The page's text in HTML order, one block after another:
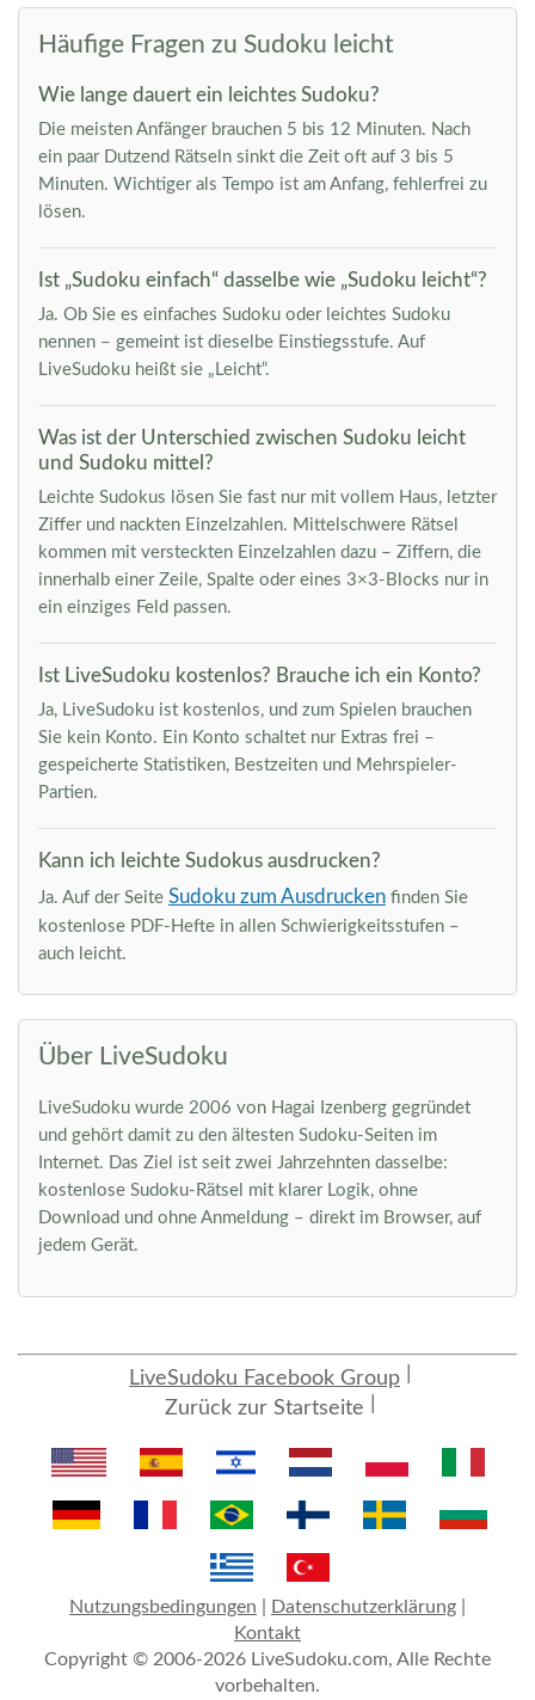
Häufige Fragen zu Sudoku leicht
Wie lange dauert ein leichtes Sudoku?
Die meisten Anfänger brauchen 5 bis 12 Minuten. Nach
ein paar Dutzend Rätseln sinkt die Zeit oft auf 3 bis 5
Minuten. Wichtiger als Tempo ist am Anfang, fehlerfrei zu
lösen.
Ist „Sudoku einfach“ dasselbe wie „Sudoku leicht“?
Ja. Ob Sie es einfaches Sudoku oder leichtes Sudoku
nennen – gemeint ist dieselbe Einstiegsstufe. Auf
LiveSudoku heißt sie „Leicht“.
Was ist der Unterschied zwischen Sudoku leicht
und Sudoku mittel?
Leichte Sudokus lösen Sie fast nur mit vollem Haus, letzter
Ziffer und nackten Einzelzahlen. Mittelschwere Rätsel
kommen mit versteckten Einzelzahlen dazu – Ziffern, die
innerhalb einer Zeile, Spalte oder eines 3×3-Blocks nur in
ein einziges Feld passen.
Ist LiveSudoku kostenlos? Brauche ich ein Konto?
Ja, LiveSudoku ist kostenlos, und zum Spielen brauchen
Sie kein Konto. Ein Konto schaltet nur Extras frei –
gespeicherte Statistiken, Bestzeiten und Mehrspieler-
Partien.
Kann ich leichte Sudokus ausdrucken?
Ja. Auf der Seite Sudoku zum Ausdrucken finden Sie
kostenlose PDF-Hefte in allen Schwierigkeitsstufen –
auch leicht.
Über LiveSudoku
LiveSudoku wurde 2006 von Hagai Izenberg gegründet
und gehört damit zu den ältesten Sudoku-Seiten im
Internet. Das Ziel ist seit zwei Jahrzehnten dasselbe:
kostenlose Sudoku-Rätsel mit klarer Logik, ohne
Download und ohne Anmeldung – direkt im Browser, auf
jedem Gerät.
LiveSudoku Facebook Group
Zurück zur Startseite
Nutzungsbedingungen Datenschutzerklärung
Kontakt
Copyright © 2006-2026 LiveSudoku.com, Alle Rechte
vorbehalten.